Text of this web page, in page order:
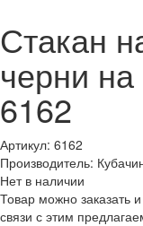
Стакан
черни
6162
Артикул: 6162
Производитель:
Нет в наличии
Товар можно заказать
связи с этим